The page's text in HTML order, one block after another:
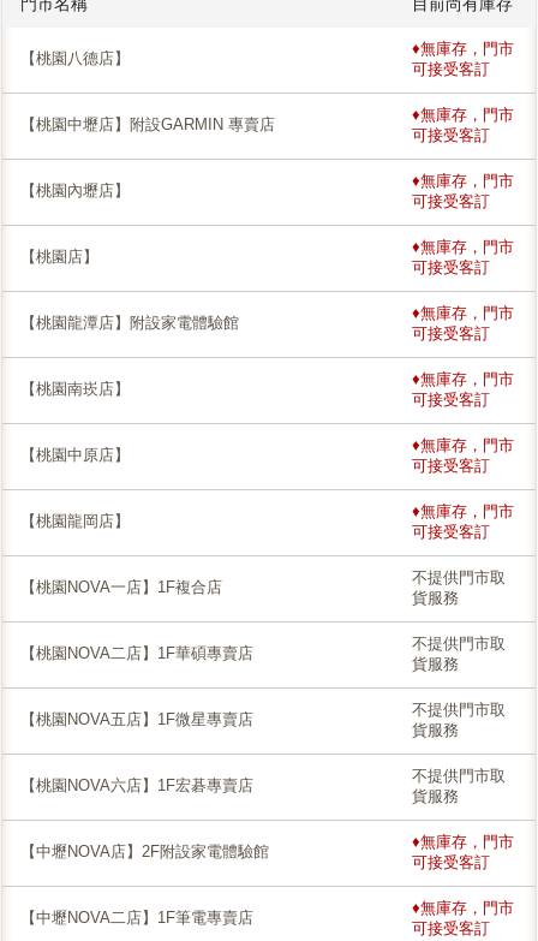
門市名稱 目前尚有庫存
【桃園八德店】
♦無庫存，門市
可接受客訂
【桃園中壢店】附設GARMIN 專賣店
♦無庫存，門市
可接受客訂
【桃園內壢店】
♦無庫存，門市
可接受客訂
【桃園店】
♦無庫存，門市
可接受客訂
【桃園龍潭店】附設家電體驗館
♦無庫存，門市
可接受客訂
【桃園南崁店】
♦無庫存，門市
可接受客訂
【桃園中原店】
♦無庫存，門市
可接受客訂
【桃園龍岡店】
♦無庫存，門市
可接受客訂
【桃園NOVA一店】1F複合店
不提供門市取
貨服務
【桃園NOVA二店】1F華碩專賣店
不提供門市取
貨服務
【桃園NOVA五店】1F微星專賣店
不提供門市取
貨服務
【桃園NOVA六店】1F宏碁專賣店
不提供門市取
貨服務
【中壢NOVA店】2F附設家電體驗館
♦無庫存，門市
可接受客訂
【中壢NOVA二店】1F筆電專賣店
♦無庫存，門市
可接受客訂